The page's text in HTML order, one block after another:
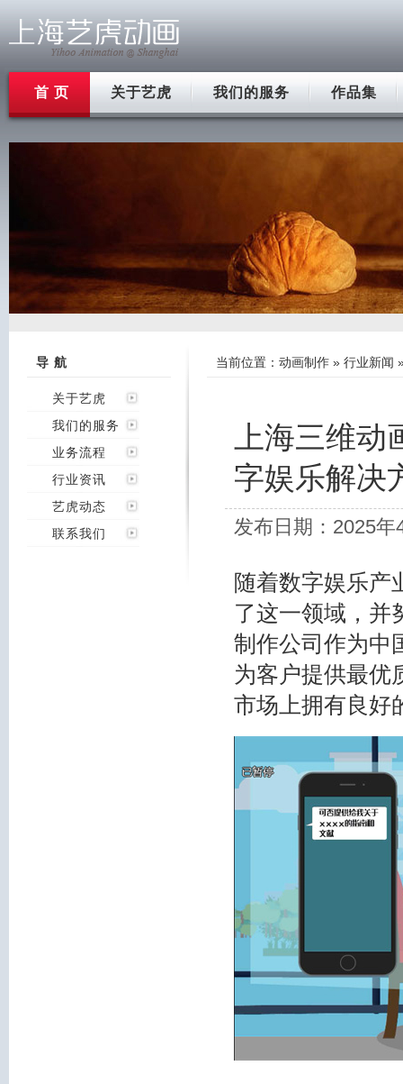
首 页 关于艺虎 我们的服务 作品集
导 航
关于艺虎
我们的服务
业务流程
行业资讯
艺虎动态
联系我们
当前位置： 动画制作 » 行业新闻
上海三维
字娱乐解决
发布日期：2025
随着数字娱乐产
了这一领域，并
制作公司作为中
为客户提供最优
市场上拥有良好